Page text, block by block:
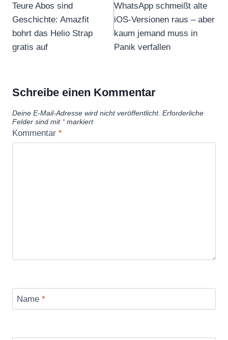
Teure Abos sind
Geschichte: Amazfit
bohrt das Helio Strap
gratis auf
WhatsApp schmeißt alte
iOS-Versionen raus – aber
kaum jemand muss in
Panik verfallen
Schreibe einen Kommentar
Deine E-Mail-Adresse wird nicht veröffentlicht. Erforderliche
Felder sind mit *markiert
Kommentar *
Name *